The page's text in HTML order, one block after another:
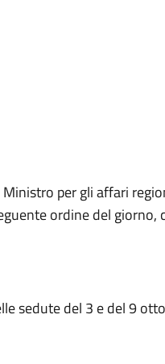
per gli affari
ordine del giorno,
sedute del 3 e del 9